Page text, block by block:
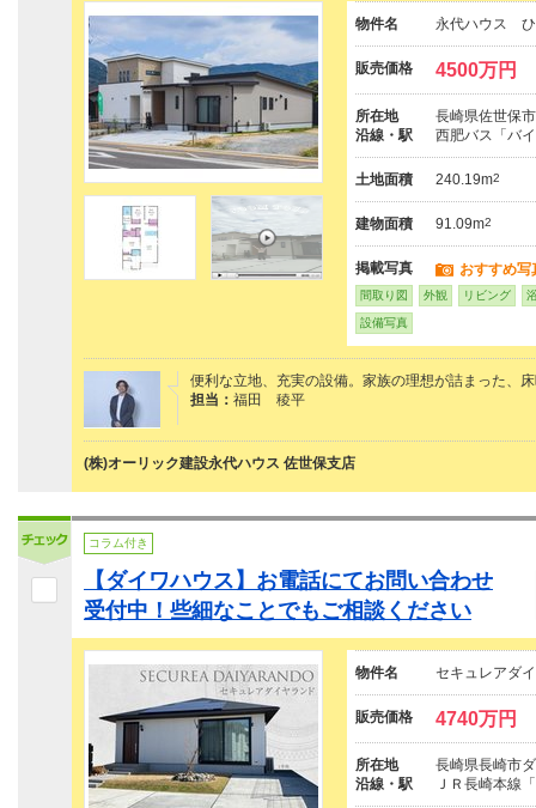
物件名 永代ハウス
販売価格 4500万円
所在地
長崎県佐世保
沿線・駅
西肥バス「バ
土地面積 240.19m2
建物面積 91.09m2
掲載写真 おすすめ写
間取り図 外観 リビング
設備写真
便利な立地、充実の設備。家族の理想が詰まった、
担当： 福田 稜平
(株)オーリック建設永代ハウス 佐世保支店
コラム付き
【ダイワハウス】お電話にてお問い合わせ
受付中！些細なことでもご相談ください
物件名 セキュレアダ
販売価格 4740万円
所在地
長崎県長崎市
沿線・駅
ＪＲ長崎本線